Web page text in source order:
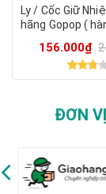
Ly / Cốc Giữ
hãng Gopop (
156.000₫
ĐƠN